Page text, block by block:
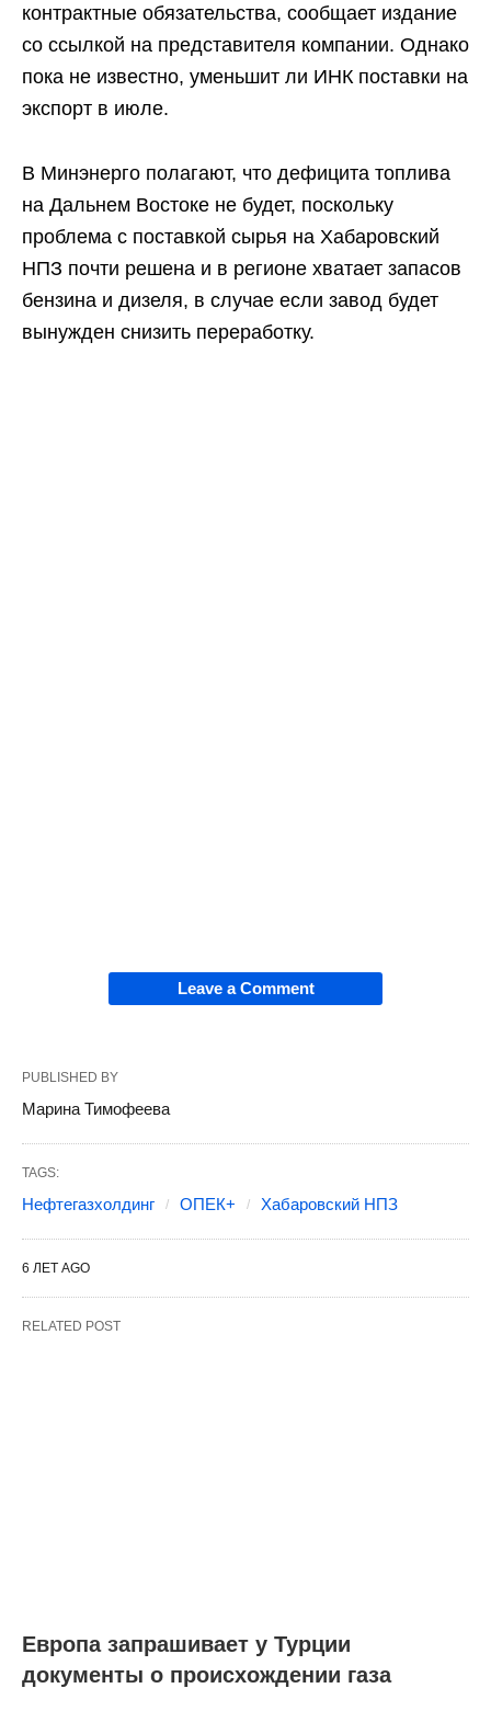
контрактные обязательства, сообщает издание
со ссылкой на представителя компании. Однако
пока не известно, уменьшит ли ИНК поставки на
экспорт в июле.
В Минэнерго полагают, что дефицита топлива
на Дальнем Востоке не будет, поскольку
проблема с поставкой сырья на Хабаровский
НПЗ почти решена и в регионе хватает запасов
бензина и дизеля, в случае если завод будет
вынужден снизить переработку.
Leave a Comment
PUBLISHED BY
Марина Тимофеева
TAGS:
Нефтегазхолдинг ОПЕК+ Хабаровский НПЗ
6 ЛЕТ AGO
RELATED POST
Европа запрашивает у Турции
документы о происхождении газа